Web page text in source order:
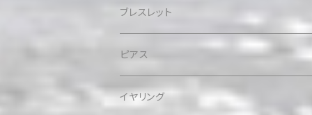
ブレスレット
ピアス
イヤリング